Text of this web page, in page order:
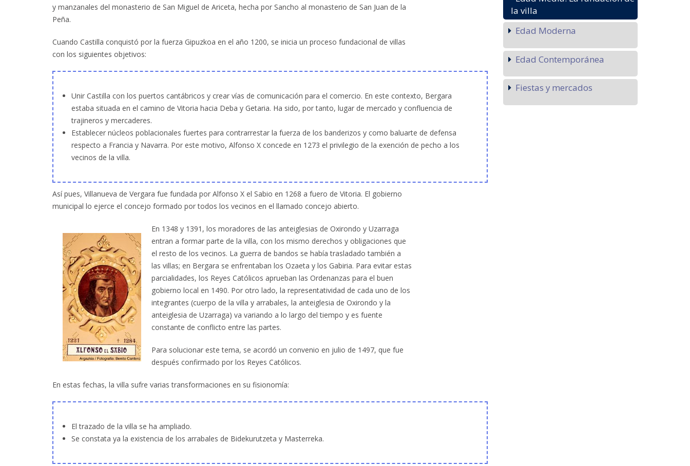
y manzanales del monasterio de San Miguel de Ariceta, hecha por Sancho al monasterio de San Juan de la
Peña.
Cuando Castilla conquistó por la fuerza Gipuzkoa en el año 1200, se inicia un proceso fundacional de villas
con los siguientes objetivos:
Unir Castilla con los puertos cantábricos y crear vías de comunicación para el comercio. En este contexto, Bergara
estaba situada en el camino de Vitoria hacia Deba y Getaria. Ha sido, por tanto, lugar de mercado y confluencia de
trajineros y mercaderes.
Establecer núcleos poblacionales fuertes para contrarrestar la fuerza de los banderizos y como baluarte de defensa
respecto a Francia y Navarra. Por este motivo, Alfonso X concede en 1273 el privilegio de la exención de pecho a los
vecinos de la villa.
Así pues, Villanueva de Vergara fue fundada por Alfonso X el Sabio en 1268 a fuero de Vitoria. El gobierno
municipal lo ejerce el concejo formado por todos los vecinos en el llamado concejo abierto.
En 1348 y 1391, los moradores de las anteiglesias de Oxirondo y Uzarraga
entran a formar parte de la villa, con los mismo derechos y obligaciones que
el resto de los vecinos. La guerra de bandos se había trasladado también a
las villas; en Bergara se enfrentaban los Ozaeta y los Gabiria. Para evitar estas
parcialidades, los Reyes Católicos aprueban las Ordenanzas para el buen
gobierno local en 1490. Por otro lado, la representatividad de cada uno de los
integrantes (cuerpo de la villa y arrabales, la anteiglesia de Oxirondo y la
anteiglesia de Uzarraga) va variando a lo largo del tiempo y es fuente
constante de conflicto entre las partes.
Para solucionar este tema, se acordó un convenio en julio de 1497, que fue
después confirmado por los Reyes Católicos.
En estas fechas, la villa sufre varias transformaciones en su fisionomía:
El trazado de la villa se ha ampliado.
Se constata ya la existencia de los arrabales de Bidekurutzeta y Masterreka.
la villa
Edad Moderna
Edad Contemporánea
Fiestas y mercados